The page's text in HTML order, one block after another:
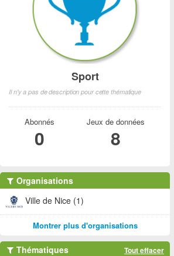
Sport
Il n'y a pas de description pour cette thématique
Abonnés
0
Jeux de données
8
Organisations
Ville de Nice (1)
Montrer plus d'organisations
Thématiques Tout effacer